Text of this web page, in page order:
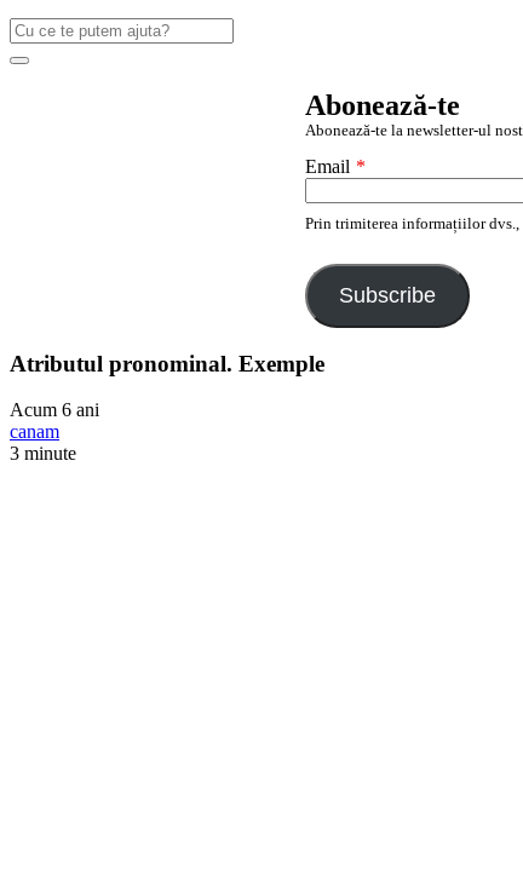
Caută
după:
Search
Abonează-te
Abonează-te la newsletter-ul
Email *
Prin trimiterea informațiilor dvs.,
Subscribe
Atributul pronominal. Exemple
Acum 6 ani
canam
3 minute